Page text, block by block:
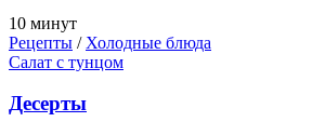
10 минут
Рецепты / Холодные блюда
Салат с тунцом
Десерты